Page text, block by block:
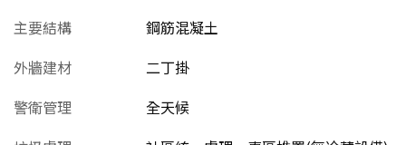
主要結構
鋼筋混凝土
外牆建材
二丁掛
警衛管理
全天候